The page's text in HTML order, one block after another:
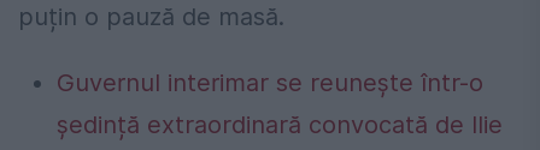
puțin o pauză de masă.
Guvernul interimar se reunește într-o
ședință extraordinară convocată de Ilie